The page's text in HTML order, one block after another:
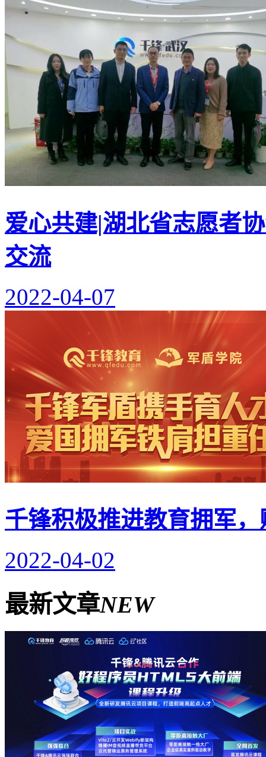
爱心共建|湖北省志愿者
交流
2022-04-07
千锋积极推进教育拥军
2022-04-02
最新文章NEW